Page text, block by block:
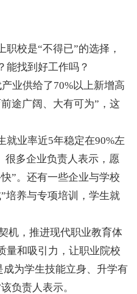
校是“不得已”的选择，
能找到好工作吗？
供给了70%以上新增高
途广阔、大有可为”，这
业率近5年稳定在90%左
很多企业负责人表示，愿
”。还有一些企业与学校
培养与专项培训，学生就
，推进现代职业教育体
量和吸引力，让职业院校
成为学生技能立身、升学有
负责人表示。